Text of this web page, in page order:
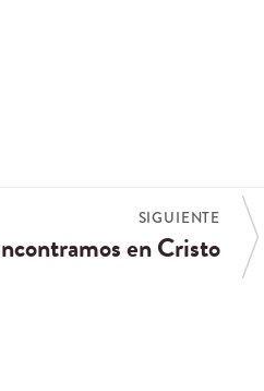
SIGUIENTE
en Cristo